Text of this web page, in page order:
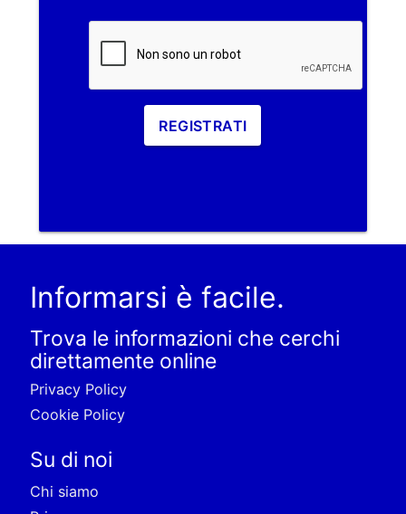
REGISTRATI
Informarsi è facile.
Trova le informazioni che cerchi
direttamente online
Privacy Policy
Cookie Policy
Su di noi
Chi siamo